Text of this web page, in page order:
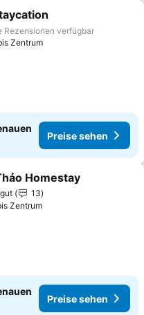
hinzufügen
Rezensionen verfügbar
Zentrum
Preise sehen
hinzufügen
Homestay
13
Zentrum
Preise sehen